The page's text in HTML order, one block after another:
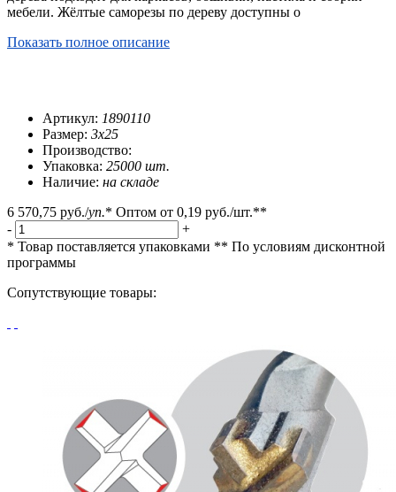
мебели. Жёлтые саморезы по дереву доступны о
Показать полное описание
Артикул: 1890110
Размер: 3х25
Производство:
Упаковка: 25000 шт.
Наличие: на складе
6 570,75 руб./уп.* Оптом от 0,19 руб./шт.**
-
+
* Товар поставляется упаковками ** По условиям дисконтной
программы
Сопутствующие товары: